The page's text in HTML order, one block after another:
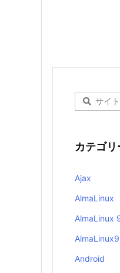
カテゴリ
Ajax
AlmaLinux
AlmaLinux
Android